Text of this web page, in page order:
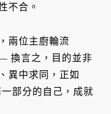
不合。
兩位主廚輪流
換言之，目的並非
異中求同，正如
部分的自己，成就